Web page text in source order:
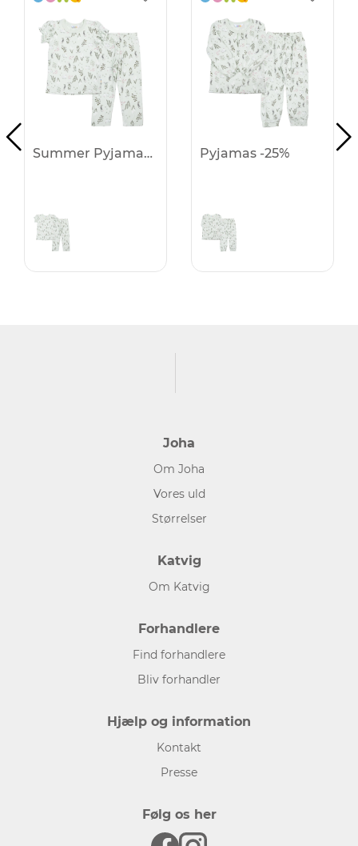
Summer Pyjamas -25% Pyjamas -25%
Joha
Om Joha
Vores uld
Størrelser
Katvig
Om Katvig
Forhandlere
Find forhandlere
Bliv forhandler
Hjælp og information
Kontakt
Presse
Følg os her